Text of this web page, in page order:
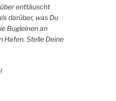
enttäuscht
darüber, was Du
Bugleinen an
Hafen. Stelle Deine